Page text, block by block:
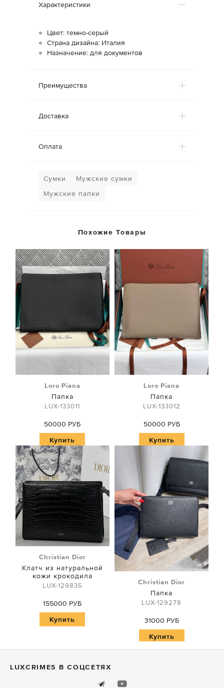
Характеристики
Цвет: темно-серый
Страна дизайна: Италия
Назначение: для документов
Преимущества
Доставка
Оплата
Сумки
Мужские сумки
Мужские папки
Похожие Товары
Loro Piana
Папка
LUX-133011
50000 РУБ
Купить
Loro Piana
Папка
LUX-133012
50000 РУБ
Купить
Christian Dior
Клатч из натуральной
кожи крокодила
LUX-129835
155000 РУБ
Купить
Christian Dior
Папка
LUX-129278
31000 РУБ
Купить
LUXСRIMES В СОЦСЕТЯХ